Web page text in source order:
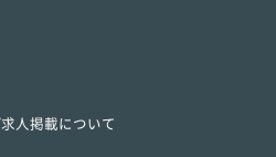
求人掲載について